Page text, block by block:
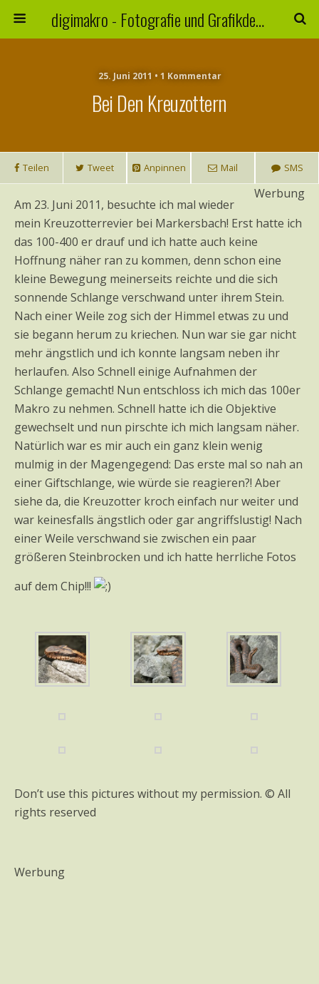
digimakro - Fotografie und Grafikdesign
25. Juni 2011 • 1 Kommentar
Bei Den Kreuzottern
Teilen Tweet Anpinnen Mail SMS
Werbung
Am 23. Juni 2011, besuchte ich mal wieder
mein Kreuzotterrevier bei Markersbach! Erst hatte ich
das 100-400 er drauf und ich hatte auch keine
Hoffnung näher ran zu kommen, denn schon eine
kleine Bewegung meinerseits reichte und die sich
sonnende Schlange verschwand unter ihrem Stein.
Nach einer Weile zog sich der Himmel etwas zu und
sie begann herum zu kriechen. Nun war sie gar nicht
mehr ängstlich und ich konnte langsam neben ihr
herlaufen. Also Schnell einige Aufnahmen der
Schlange gemacht! Nun entschloss ich mich das 100er
Makro zu nehmen. Schnell hatte ich die Objektive
gewechselt und nun pirschte ich mich langsam näher.
Natürlich war es mir auch ein ganz klein wenig
mulmig in der Magengegend: Das erste mal so nah an
einer Giftschlange, wie würde sie reagieren?! Aber
siehe da, die Kreuzotter kroch einfach nur weiter und
war keinesfalls ängstlich oder gar angriffslustig! Nach
einer Weile verschwand sie zwischen ein paar
größeren Steinbrocken und ich hatte herrliche Fotos
auf dem Chip!!!
Don’t use this pictures without my permission. © All
rights reserved
Werbung